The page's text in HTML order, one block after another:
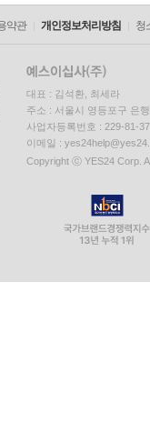
약관 개인정보처리방침 청
대표 : 김석환, 최세라
주소 : 서울시 영등포구 은
사업자등록번호 : 229-81-
이메일 :
Copyright ⓒ YES24 Corp.